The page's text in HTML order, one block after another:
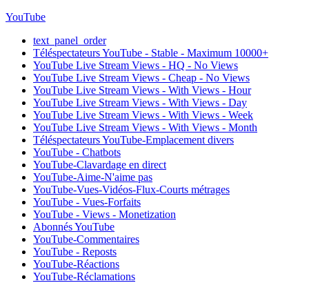
YouTube
text_panel_order
Téléspectateurs YouTube - Stable - Maximum 10000+
YouTube Live Stream Views - HQ - No Views
YouTube Live Stream Views - Cheap - No Views
YouTube Live Stream Views - With Views - Hour
YouTube Live Stream Views - With Views - Day
YouTube Live Stream Views - With Views - Week
YouTube Live Stream Views - With Views - Month
Téléspectateurs YouTube-Emplacement divers
YouTube - Chatbots
YouTube-Clavardage en direct
YouTube-Aime-N'aime pas
YouTube-Vues-Vidéos-Flux-Courts métrages
YouTube - Vues-Forfaits
YouTube - Views - Monetization
Abonnés YouTube
YouTube-Commentaires
YouTube - Reposts
YouTube-Réactions
YouTube-Réclamations